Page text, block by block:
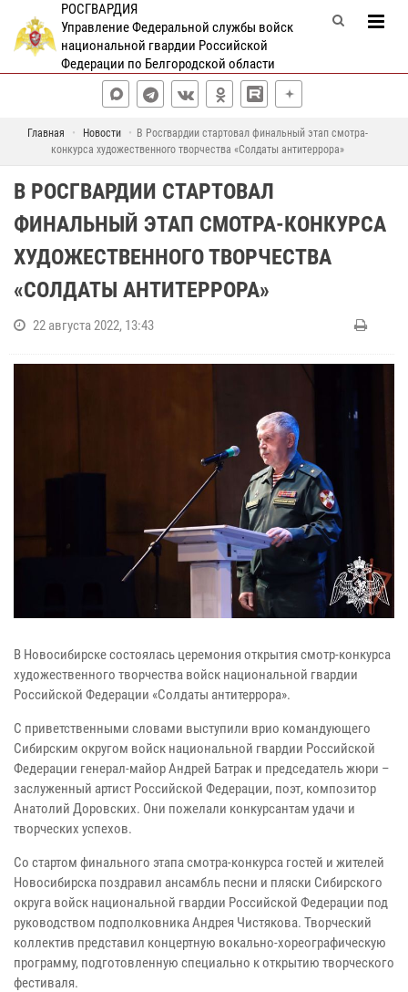
РОСГВАРДИЯ
Управление Федеральной службы войск
национальной гвардии Российской
Федерации по Белгородской области
Главная Новости
В Росгвардии стартовал финальный этап смотра-
конкурса художественного творчества «Солдаты антитеррора»
В РОСГВАРДИИ СТАРТОВАЛ
ФИНАЛЬНЫЙ ЭТАП СМОТРА-КОНКУРСА
ХУДОЖЕСТВЕННОГО ТВОРЧЕСТВА
«СОЛДАТЫ АНТИТЕРРОРА»
22 августа 2022, 13:43
В Новосибирске состоялась церемония открытия смотр-конкурса
художественного творчества войск национальной гвардии
Российской Федерации «Солдаты антитеррора».
С приветственными словами выступили врио командующего
Сибирским округом войск национальной гвардии Российской
Федерации генерал-майор Андрей Батрак и председатель жюри –
заслуженный артист Российской Федерации, поэт, композитор
Анатолий Доровских. Они пожелали конкурсантам удачи и
творческих успехов.
Со стартом финального этапа смотра-конкурса гостей и жителей
Новосибирска поздравил ансамбль песни и пляски Сибирского
округа войск национальной гвардии Российской Федерации под
руководством подполковника Андрея Чистякова. Творческий
коллектив представил концертную вокально-хореографическую
программу, подготовленную специально к открытию творческого
фестиваля.